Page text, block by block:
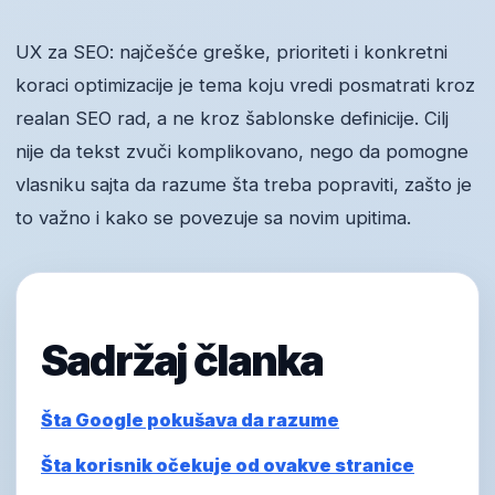
UX za SEO: najčešće greške, prioriteti i konkretni
koraci optimizacije je tema koju vredi posmatrati kroz
realan SEO rad, a ne kroz šablonske definicije. Cilj
nije da tekst zvuči komplikovano, nego da pomogne
vlasniku sajta da razume šta treba popraviti, zašto je
to važno i kako se povezuje sa novim upitima.
Sadržaj članka
Šta Google pokušava da razume
Šta korisnik očekuje od ovakve stranice